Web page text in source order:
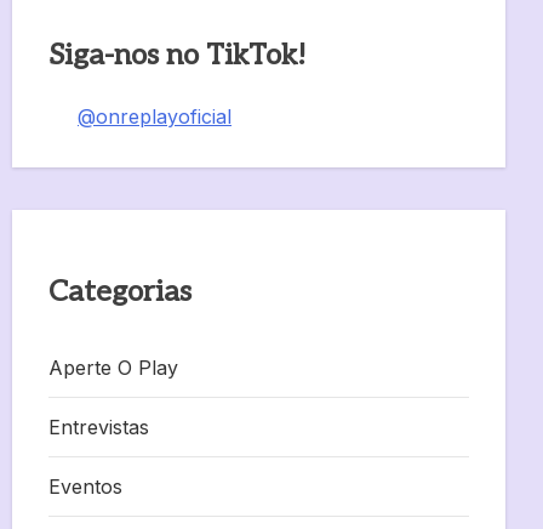
Siga-nos no TikTok!
@onreplayoficial
Categorias
Aperte O Play
Entrevistas
Eventos